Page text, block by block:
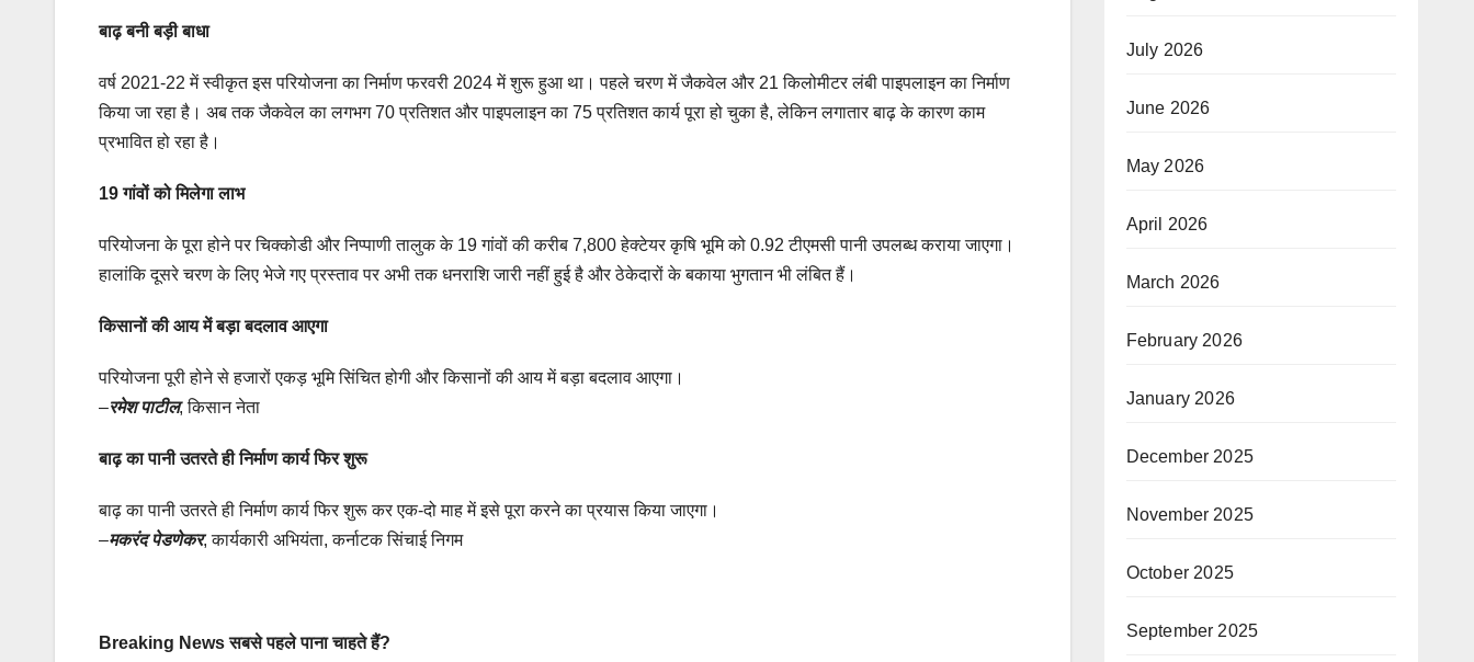
बाढ़ बनी बड़ी बाधा
वर्ष 2021-22 में स्वीकृत इस परियोजना का निर्माण फरवरी 2024 में शुरू हुआ था। पहले चरण में जैकवेल और 21 किलोमीटर लंबी पाइपलाइन का निर्माण
किया जा रहा है। अब तक जैकवेल का लगभग 70 प्रतिशत और पाइपलाइन का 75 प्रतिशत कार्य पूरा हो चुका है, लेकिन लगातार बाढ़ के कारण काम
प्रभावित हो रहा है।
19 गांवों को मिलेगा लाभ
परियोजना के पूरा होने पर चिक्कोडी और निप्पाणी तालुक के 19 गांवों की करीब 7,800 हेक्टेयर कृषि भूमि को 0.92 टीएमसी पानी उपलब्ध कराया जाएगा।
हालांकि दूसरे चरण के लिए भेजे गए प्रस्ताव पर अभी तक धनराशि जारी नहीं हुई है और ठेकेदारों के बकाया भुगतान भी लंबित हैं।
किसानों की आय में बड़ा बदलाव आएगा
परियोजना पूरी होने से हजारों एकड़ भूमि सिंचित होगी और किसानों की आय में बड़ा बदलाव आएगा।
–रमेश पाटील, किसान नेता
बाढ़ का पानी उतरते ही निर्माण कार्य फिर शुरू
बाढ़ का पानी उतरते ही निर्माण कार्य फिर शुरू कर एक-दो माह में इसे पूरा करने का प्रयास किया जाएगा।
–मकरंद पेडणेकर, कार्यकारी अभियंता, कर्नाटक सिंचाई निगम
Breaking News सबसे पहले पाना चाहते हैं?
July 2026
June 2026
May 2026
April 2026
March 2026
February 2026
January 2026
December 2025
November 2025
October 2025
September 2025